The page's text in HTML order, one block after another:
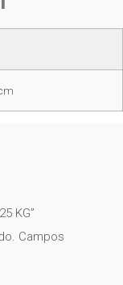
KG”
Campos